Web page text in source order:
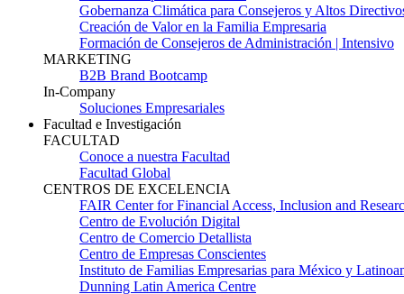
Gobernanza Climática para Consejeros y Altos
Creación de Valor en la Familia Empresaria
Formación de Consejeros de Administración | Intensivo
MARKETING
B2B Brand Bootcamp
In-Company
Soluciones Empresariales
Facultad e Investigación
FACULTAD
Conoce a nuestra Facultad
Facultad Global
CENTROS DE EXCELENCIA
FAIR Center for Financial Access, Inclusion and
Centro de Evolución Digital
Centro de Comercio Detallista
Centro de Empresas Conscientes
Instituto de Familias Empresarias para México y
Dunning Latin America Centre